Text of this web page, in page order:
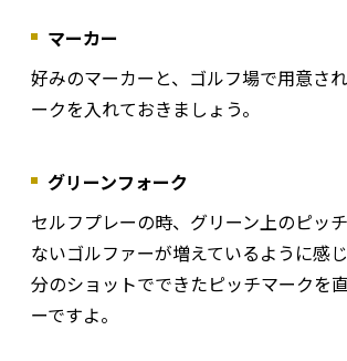
マーカー
好みのマーカーと、ゴルフ場で用意さ
ークを入れておきましょう。
グリーンフォーク
セルフプレーの時、グリーン上のピッ
ないゴルファーが増えているように感
分のショットでできたピッチマークを
ーですよ。